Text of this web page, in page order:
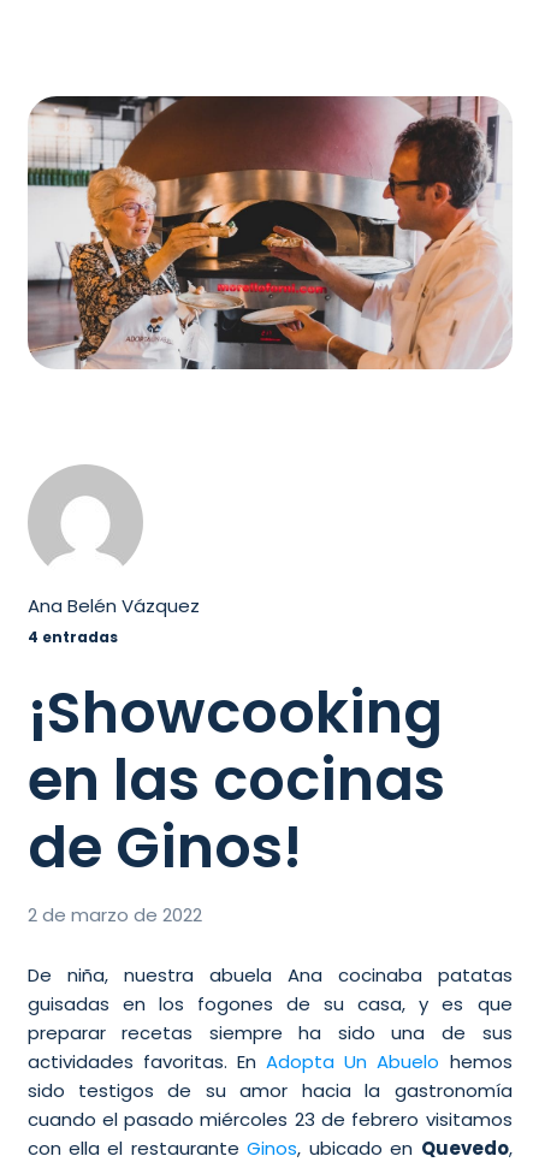
Ana Belén Vázquez
4 entradas
¡Showcooking
en las cocinas
de Ginos!
2 de marzo de 2022
De niña, nuestra abuela Ana cocinaba patatas
guisadas en los fogones de su casa, y es que
preparar recetas siempre ha sido una de sus
actividades favoritas. En Adopta Un Abuelo hemos
sido testigos de su amor hacia la gastronomía
cuando el pasado miércoles 23 de febrero visitamos
con ella el restauranteGinos, ubicado en Quevedo,